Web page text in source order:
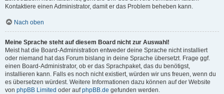
Kontaktiere einen Administrator, damit er das Problem beheben kann.
Nach oben
Meine Sprache steht auf diesem Board nicht zur Auswahl!
Meist hat die Board-Administration entweder deine Sprache nicht installiert
oder niemand hat das Forum bislang in deine Sprache übersetzt. Frage ggf.
einen Board-Administrator, ob er das Sprachpaket, das du benötigst,
installieren kann. Falls es noch nicht existiert, würden wir uns freuen, wenn du
es übersetzen würdest. Weitere Informationen dazu können auf der Website
von phpBB Limited oder aufphpBB.de gefunden werden.